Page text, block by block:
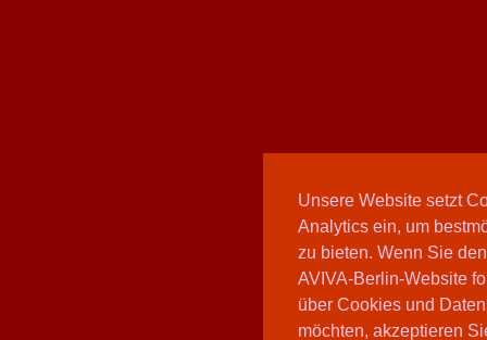
Unsere Website setzt
Analytics ein, um
zu bieten. Wenn Sie
AVIVA-Berlin-Website
über Cookies und
möchten, akzeptieren